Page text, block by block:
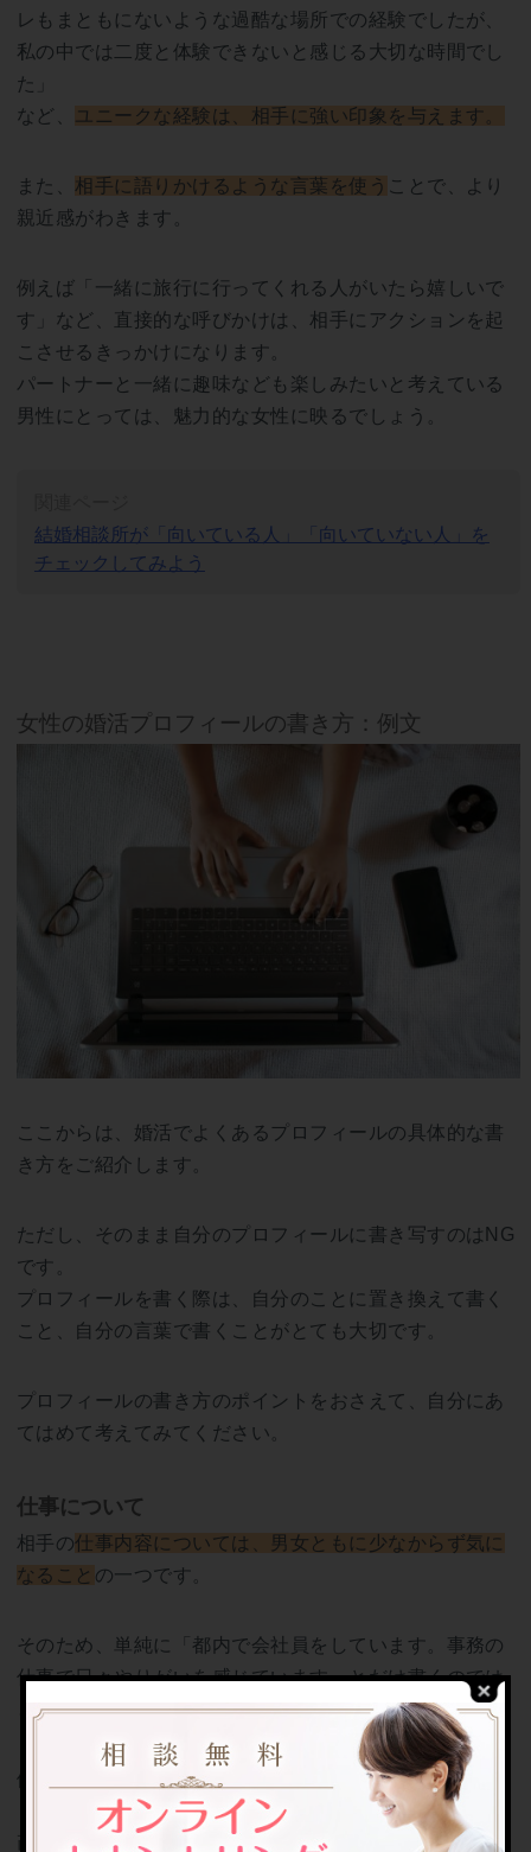
レもまともにないような過酷な場所での経験でしたが、
私の中では二度と体験できないと感じる大切な時間でし
た」
など、 ユニークな経験は、相手に強い印象を与えます。
また、 相手に語りかけるような言葉を使う ことで、より
親近感がわきます。
例えば「一緒に旅行に行ってくれる人がいたら嬉しいで
す」など、直接的な呼びかけは、相手にアクションを起
こさせるきっかけになります。
パートナーと一緒に趣味なども楽しみたいと考えている
男性にとっては、魅力的な女性に映るでしょう。
結婚相談所が「向いている人」「向いていない人」を
チェックしてみよう
女性の婚活プロフィールの書き方：例文
ここからは、婚活でよくあるプロフィールの具体的な書
き方をご紹介します。
ただし、そのまま自分のプロフィールに書き写すのはNG
です。
プロフィールを書く際は、自分のことに置き換えて書く
こと、自分の言葉で書くことがとても大切です。
プロフィールの書き方のポイントをおさえて、自分にあ
てはめて考えてみてください。
仕事について
相手の仕事内容については、男女ともに少なからず気に
なること の一つです。
そのため、単純に「都内で会社員をしています。事務の
仕事で日々やりがいを感じています」とだけ書くのでは
とても味気ないと言えます。
例えば
「化粧品メーカーのマーケティング部で、新規商品の企
画を担当しています。自分たちが企画した商品につい